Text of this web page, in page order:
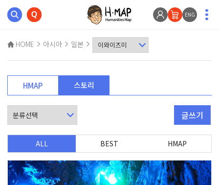
ENG
HOME 아시아 일본
HMAP 스토리
글쓰기
ALL BEST HMAP